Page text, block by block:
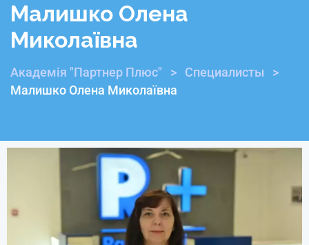
Малишко Олена
Миколаївна
Академія "Партнер Плюс" > Специалисты
>
Малишко Олена Миколаївна